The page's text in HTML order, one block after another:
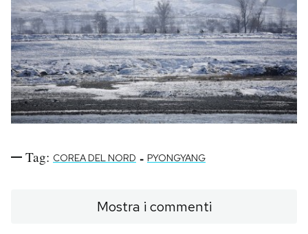
Tag: COREA DEL NORD - PYONGYANG
Mostra i commenti